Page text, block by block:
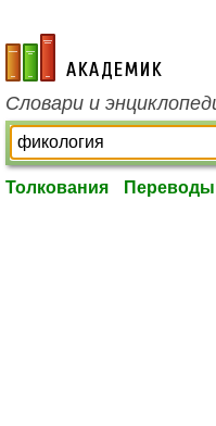
academic.ru
Словари и
Толкования Переводы